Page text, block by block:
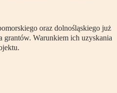
oraz dolnośląskiego już
grantów. Warunkiem ich uzyskania